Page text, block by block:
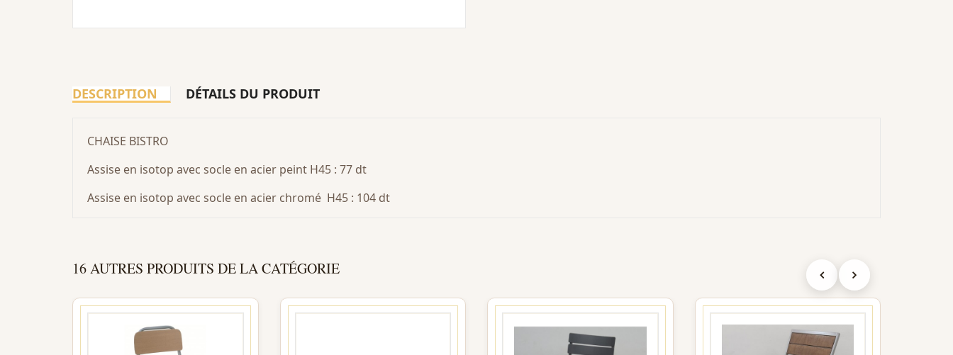
DESCRIPTION DÉTAILS DU PRODUIT
CHAISE BISTRO
Assise en isotop avec socle en acier peint H45 : 77 dt
Assise en isotop avec socle en acier chromé H45 : 104 dt
16 AUTRES PRODUITS DE LA CATÉGORIE